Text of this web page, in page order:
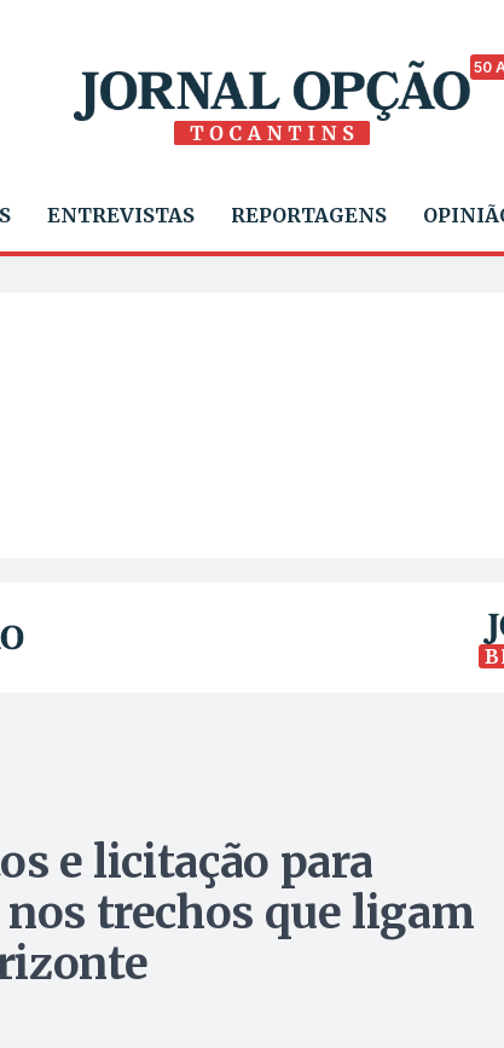
50
ENTREVISTAS REPORTAGENS
e licitação para
trechos que ligam